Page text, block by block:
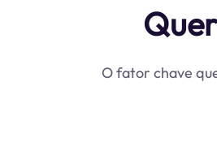
O fator chave